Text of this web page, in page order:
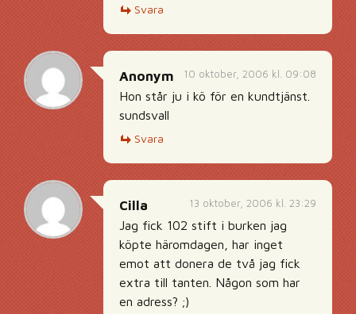
Svara
10 oktober, 2006 kl. 09:08
Anonym
Hon står ju i kö för en kundtjänst.
sundsvall
Svara
13 oktober, 2006 kl. 23:29
Cilla
Jag fick 102 stift i burken jag
köpte häromdagen, har inget
emot att donera de två jag fick
extra till tanten. Någon som har
en adress? ;)